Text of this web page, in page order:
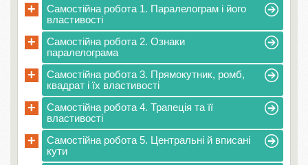
+
Самостійна робота 1. Паралелограм і його
властивості
+
Самостійна робота 2. Ознаки
паралелограма
+
Самостійна робота 3. Прямокутник, ромб,
квадрат і їх властивості
+
Самостійна робота 4. Трапеція та її
властивості
+
Самостійна робота 5. Центральні й вписані
кути